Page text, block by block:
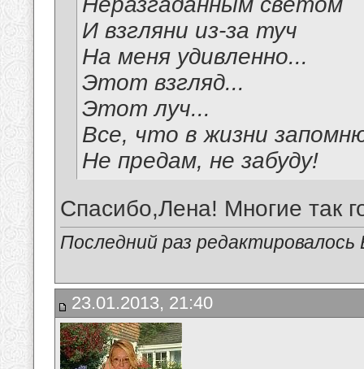
И взгляни из-за туч
На меня удивленно...
Этот взгляд...
Этот луч...
Все, что в жизни
Не предам, не забуду!
Спасибо,Лена! Многие так
Последний раз
23.01.2013, 21:40